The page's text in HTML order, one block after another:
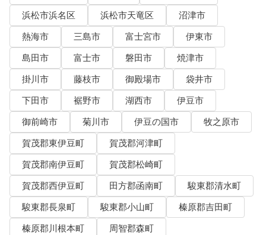
浜松市浜名区
浜松市天竜区
沼津市
熱海市
三島市 富士宮市
伊東市
島田市
富士市 磐田市
焼津市
掛川市
藤枝市 御殿場市
袋井市
下田市
裾野市 湖西市
伊豆市
御前崎市
菊川市 伊豆の国市
牧之原市
賀茂郡東伊豆町
賀茂郡河津町
賀茂郡南伊豆町
賀茂郡松崎町
賀茂郡西伊豆町
田方郡函南町
駿東郡清水町
駿東郡長泉町
駿東郡小山町
榛原郡吉田町
榛原郡川根本町
周智郡森町